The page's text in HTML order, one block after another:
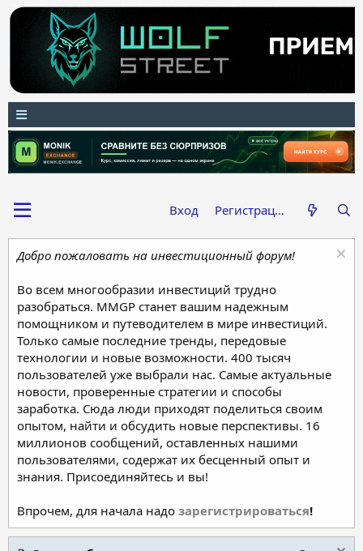
Вход Регистрация
Добро пожаловать на инвестиционный форум!
Во всем многообразии инвестиций трудно
разобраться. MMGP станет вашим надежным
помощником и путеводителем в мире инвестиций.
Только самые последние тренды, передовые
технологии и новые возможности. 400 тысяч
пользователей уже выбрали нас. Самые актуальные
новости, проверенные стратегии и способы
заработка. Сюда люди приходят поделиться своим
опытом, найти и обсудить новые перспективы. 16
миллионов сообщений, оставленных нашими
пользователями, содержат их бесценный опыт и
знания. Присоединяйтесь и вы!
Впрочем, для начала надо зарегистрироваться!